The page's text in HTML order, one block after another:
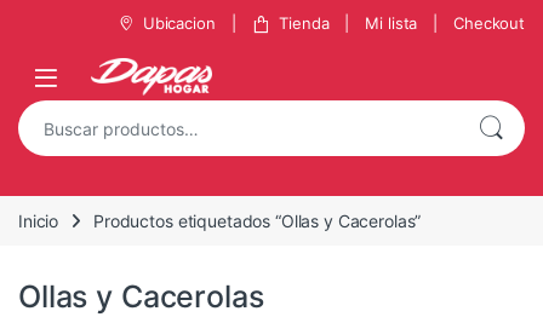
Ubicacion Tienda Mi lista Checkout
Inicio Productos etiquetados “Ollas y Cacerolas”
Ollas y Cacerolas